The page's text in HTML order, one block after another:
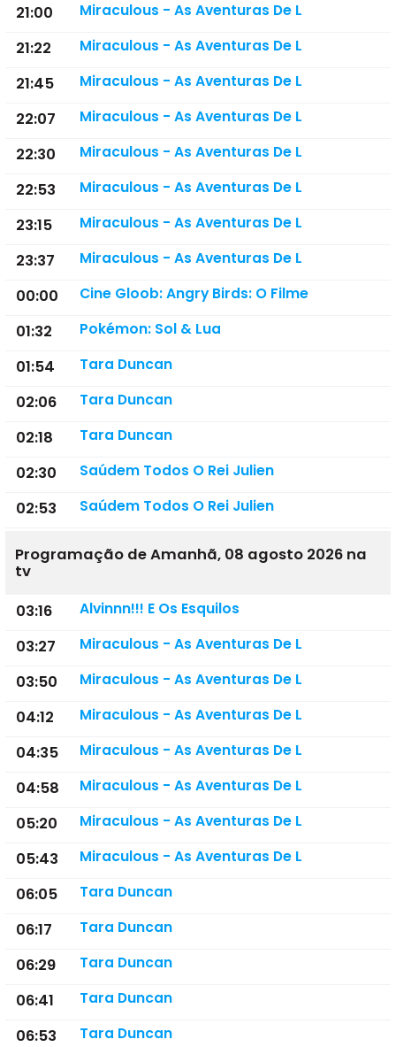
21:00 Miraculous - As Aventuras De L
21:22 Miraculous - As Aventuras De L
21:45 Miraculous - As Aventuras De L
22:07 Miraculous - As Aventuras De L
22:30 Miraculous - As Aventuras De L
22:53 Miraculous - As Aventuras De L
23:15 Miraculous - As Aventuras De L
23:37 Miraculous - As Aventuras De L
00:00 Cine Gloob: Angry Birds: O Filme
01:32 Pokémon: Sol & Lua
01:54 Tara Duncan
02:06 Tara Duncan
02:18 Tara Duncan
02:30 Saúdem Todos O Rei Julien
02:53 Saúdem Todos O Rei Julien
Programação de Amanhã, 08 agosto 2026 na
tv
03:16
Alvinnn!!! E Os Esquilos
03:27 Miraculous - As Aventuras De L
03:50 Miraculous - As Aventuras De L
04:12 Miraculous - As Aventuras De L
04:35 Miraculous - As Aventuras De L
04:58 Miraculous - As Aventuras De L
05:20 Miraculous - As Aventuras De L
05:43 Miraculous - As Aventuras De L
06:05 Tara Duncan
06:17 Tara Duncan
06:29 Tara Duncan
06:41 Tara Duncan
06:53 Tara Duncan